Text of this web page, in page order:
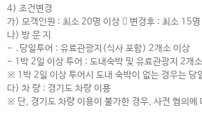
4) 조건변경
가) 모객인원 : 최소 20명 이상  변경후 : 최소 15명
나) 방 문 지
- ․당일투어 : 유료관광지(식사 포함) 2개소 이상
- 1박 2일 이상 투어 : 도내숙박 및 유료관광지 2개
※ 1박 2일 이상 투어시 도내 숙박이 없는 경우는 당
다) 차 량 : 경기도 차량 이용
※ 단, 경기도 차량 이용이 불가한 경우, 사전 협의에